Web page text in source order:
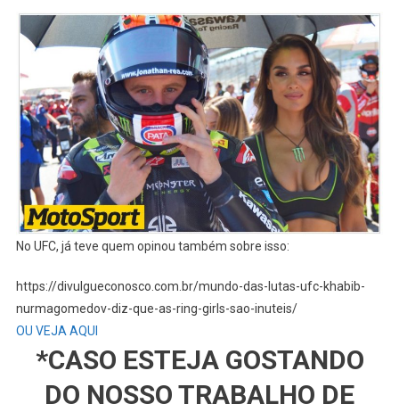
No UFC, já teve quem opinou também sobre isso:
https://divulgueconosco.com.br/mundo-das-lutas-ufc-khabib-
nurmagomedov-diz-que-as-ring-girls-sao-inuteis/
OU VEJA AQUI
*CASO ESTEJA GOSTANDO
DO NOSSO TRABALHO DE